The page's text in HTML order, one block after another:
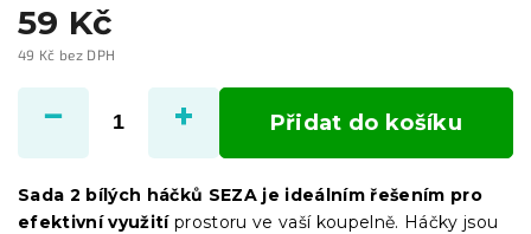
59 Kč
49 Kč bez DPH
cena:
Přidat do košíku
Sada 2 bílých háčků SEZA je ideálním řešením pro
efektivní využitíprostoru ve vaší koupelně. Háčky jsou